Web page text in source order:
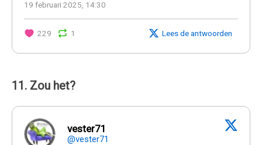
19 februari 2025, 14:30
229 1 Lees de antwoorden
11. Zou het?
vester71
@vester71